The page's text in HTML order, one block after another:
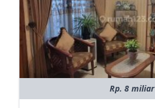
Rp. 8 miliar